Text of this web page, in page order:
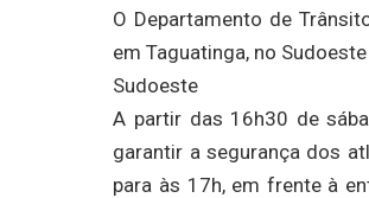
O Departamento de
em Taguatinga, no
Sudoeste
A partir das 16h30 de
garantir a segurança dos
para às 17h, em frente à